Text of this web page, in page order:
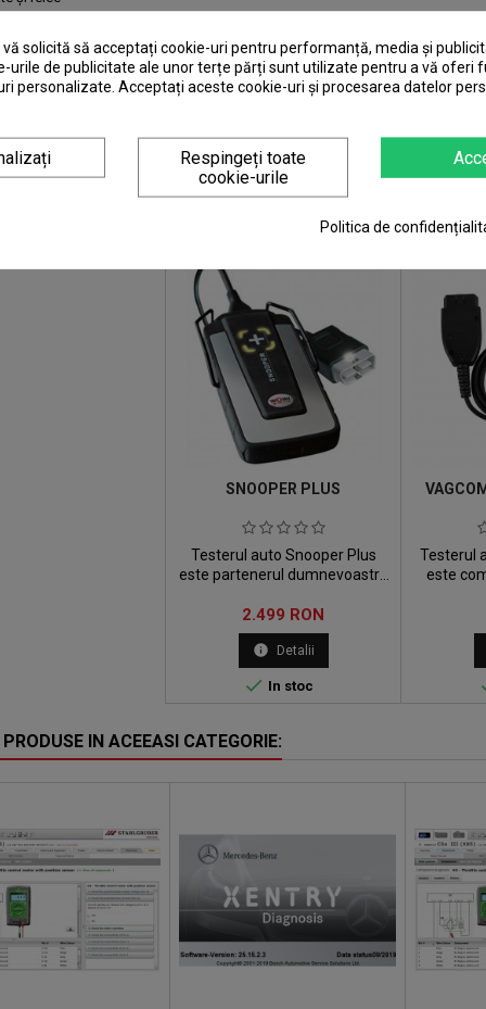
de reparații
de tip
monitorizare
și lichide
generale
SA-TI PLACA
SNOOPER PLUS
Testerul auto Snooper Plus
este partenerul dumnevoastra
diagnosticarea vehiculelor.
Pret
2.499 RON
info Detalii
 In stoc
Testerul
este
si Skoda,
directa
IN ACEEASI CATEGORIE:
solicită să acceptați cookie-uri pentru performanță, media și
urile de publicitate ale unor terțe părți sunt utilizate pentru a vă oferi
personalizate. Acceptați aceste cookie-uri și procesarea datelor
Respingeți toate
cookie-urile
Politica de